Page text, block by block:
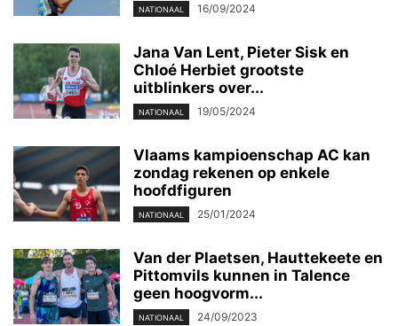
NATIONAAL 16/09/2024
Jana Van Lent, Pieter Sisk en
Chloé Herbiet grootste
uitblinkers over...
NATIONAAL 19/05/2024
Vlaams kampioenschap AC kan
zondag rekenen op enkele
hoofdfiguren
NATIONAAL 25/01/2024
Van der Plaetsen, Hauttekeete en
Pittomvils kunnen in Talence
geen hoogvorm...
NATIONAAL 24/09/2023